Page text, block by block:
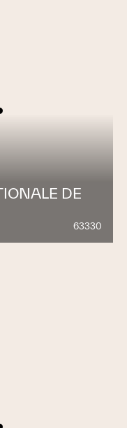
DE
63330